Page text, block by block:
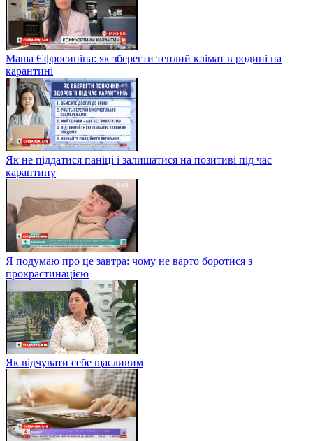
Маша Єфросиніна: як зберегти теплий клімат в родині на
карантині
Як не піддатися паніці і залишатися на позитиві під час
карантину
Я подумаю про це завтра: чому не варто боротися з
прокрастинацією
Як відчувати себе щасливим